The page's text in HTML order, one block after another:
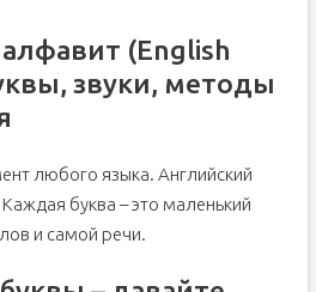
(English
звуки, методы
любого языка. Английский
буква – это маленький
и самой речи.